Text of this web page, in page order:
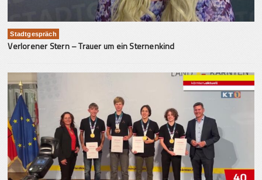
Stadtgespräch
Verlorener Stern – Trauer um ein Sternenkind